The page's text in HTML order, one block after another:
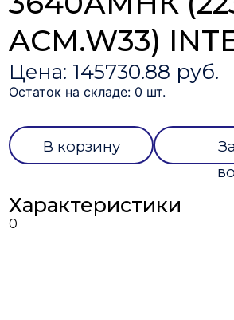
ACM.W33)
Цена: 145730.88 руб.
Остаток на складе: 0 шт.
В корзину
Характеристики
0